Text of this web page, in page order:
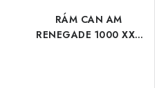
RÁM CAN AM
RENEGADE 1000 XXC